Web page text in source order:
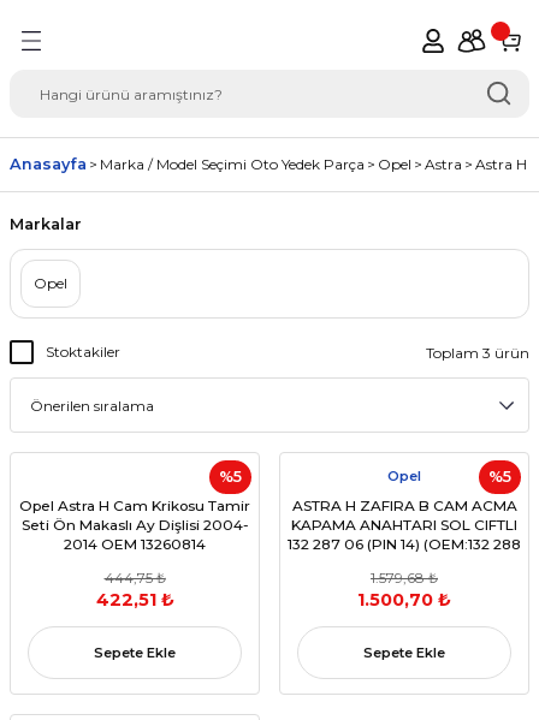
Seçimi Oto Yedek
Anasayfa Marka / Model Seçimi Oto Yedek Parça Opel Astra Astra H
Markalar
Opel
Stoktakiler Toplam 3 ürün
%5
Opel Astra H Cam Krikosu Tamir
Seti Ön Makaslı Ay Dişlisi 2004-
2014 OEM 13260814
444,75 ₺
422,51 ₺
Sepete Ekle
%5
Opel
ASTRA H ZAFIRA B CAM ACMA
KAPAMA ANAHTARI SOL CIFTLI
132 287 06 (PIN 14) (OEM:132 288
1.579,68 ₺
1.500,70 ₺
Sepete Ekle